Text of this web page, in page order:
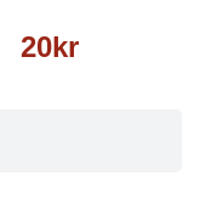
20kr